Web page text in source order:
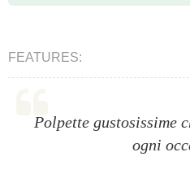
FEATURES:
Polpette gustosissime
ogni